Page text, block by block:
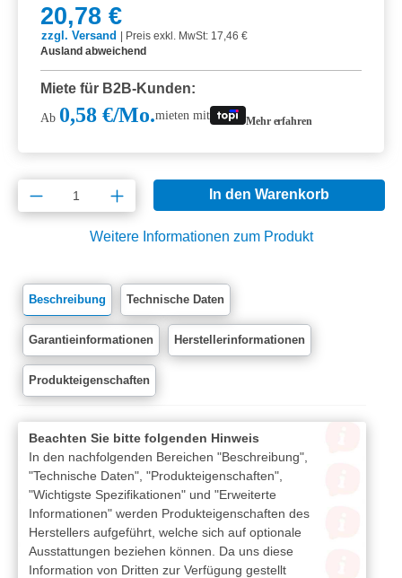
20,78 €
zzgl. Versand
Preis exkl. MwSt: 17,46 €
Ausland abweichend
Miete für B2B-Kunden:
Ab 0,58 €/Mo.mieten mit Mehr erfahren
Produkt Anzahl: Gib den gewünschten
In den Warenkorb
Weitere Informationen zum Produkt
Beschreibung Technische Daten
Garantieinformationen Herstellerinformationen
Produkteigenschaften
Beachten Sie bitte folgenden Hinweis
In den nachfolgenden Bereichen "Beschreibung",
"Technische Daten", "Produkteigenschaften",
"Wichtigste Spezifikationen" und "Erweiterte
Informationen" werden Produkteigenschaften des
Herstellers aufgeführt, welche sich auf optionale
Ausstattungen beziehen können. Da uns diese
Information von Dritten zur Verfügung gestellt